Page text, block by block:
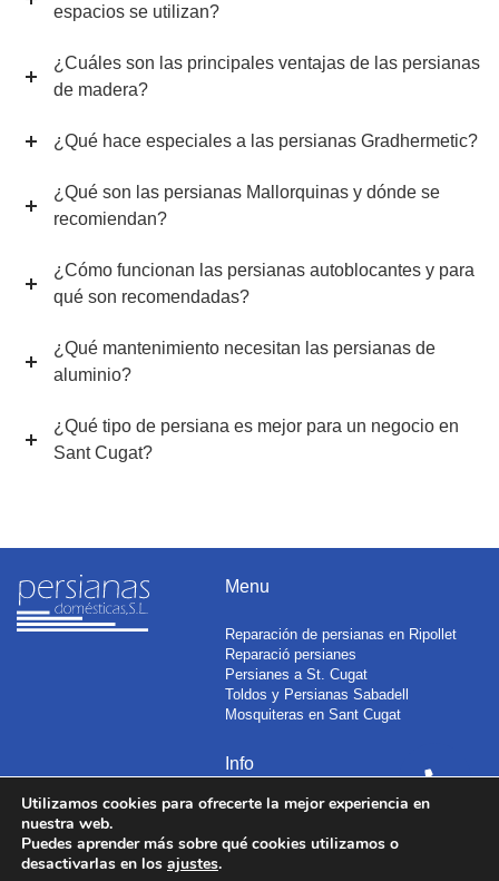
espacios se utilizan?
¿Cuáles son las principales ventajas de las persianas
de madera?
¿Qué hace especiales a las persianas Gradhermetic?
¿Qué son las persianas Mallorquinas y dónde se
recomiendan?
¿Cómo funcionan las persianas autoblocantes y para
qué son recomendadas?
¿Qué mantenimiento necesitan las persianas de
aluminio?
¿Qué tipo de persiana es mejor para un negocio en
Sant Cugat?
Menu
Reparación de persianas en Ripollet
Reparació persianes
Persianes a St. Cugat
Toldos y Persianas Sabadell
Mosquiteras en Sant Cugat
Info
Aviso legal
Política de Cookies
Utilizamos cookies para ofrecerte la mejor experiencia en
nuestra web.
Puedes aprender más sobre qué cookies utilizamos o
desactivarlas en los ajustes.